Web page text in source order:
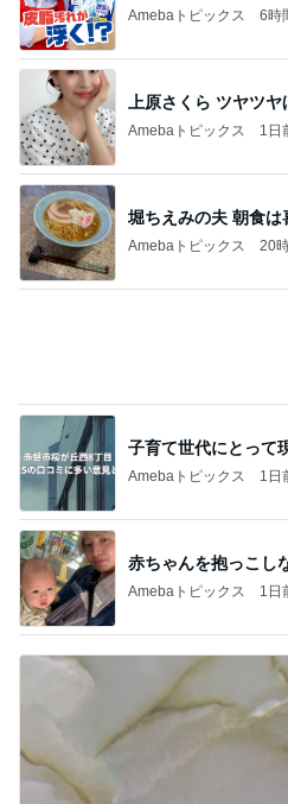
Amebaトピックス 1日
堀ちえみの夫 朝食は
Amebaトピックス 20
赤ちゃんを抱っこし
Amebaトピックス 1日